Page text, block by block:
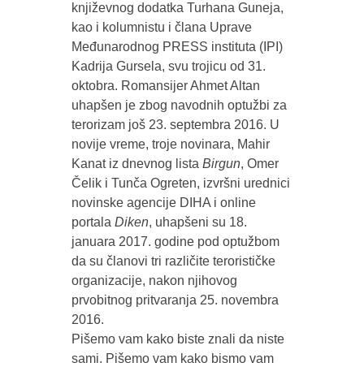
književnog dodatka Turhana Guneja,
kao i kolumnistu i člana Uprave
Međunarodnog PRESS instituta (IPI)
Kadrija Gursela, svu trojicu od 31.
oktobra. Romansijer Ahmet Altan
uhapšen je zbog navodnih optužbi za
terorizam još 23. septembra 2016. U
novije vreme, troje novinara, Mahir
Kanat iz dnevnog lista Birgun, Omer
Čelik i Tunča Ogreten, izvršni urednici
novinske agencije DIHA i online
portala Diken, uhapšeni su 18.
januara 2017. godine pod optužbom
da su članovi tri različite terorističke
organizacije, nakon njihovog
prvobitnog pritvaranja 25. novembra
2016.
Pišemo vam kako biste znali da niste
sami. Pišemo vam kako bismo vam